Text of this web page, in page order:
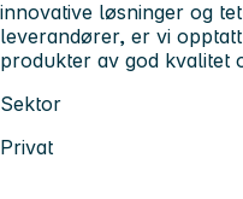
innovative løsninger og
leverandører, er vi
produkter av god kvalitet
Sektor
Privat